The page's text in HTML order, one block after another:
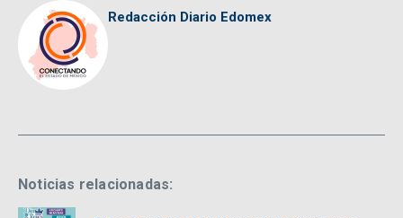
Redacción Diario Edomex
Noticias relacionadas: